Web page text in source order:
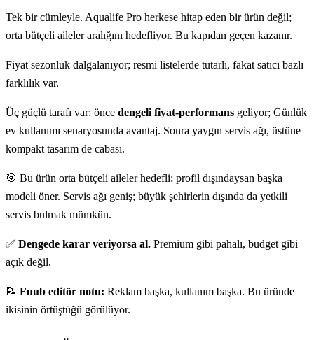
Tek bir cümleyle. Aqualife Pro herkese hitap eden bir ürün değil;
orta bütçeli aileler aralığını hedefliyor. Bu kapıdan geçen kazanır.
Fiyat sezonluk dalgalanıyor; resmi listelerde tutarlı, fakat satıcı bazlı
farklılık var.
Üç güçlü tarafı var: önce dengeli fiyat-performans geliyor; Günlük
ev kullanımı senaryosunda avantaj. Sonra yaygın servis ağı, üstüne
kompakt tasarım de cabası.
🎯 Bu ürün orta bütçeli aileler hedefli; profil dışındaysan başka
modeli öner. Servis ağı geniş; büyük şehirlerin dışında da yetkili
servis bulmak mümkün.
✅ Dengede karar veriyorsa al. Premium gibi pahalı, budget gibi
açık değil.
📝 Fuub editör notu: Reklam başka, kullanım başka. Bu üründe
ikisinin örtüştüğü görülüyor.